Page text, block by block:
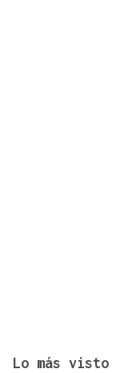
Lo más visto